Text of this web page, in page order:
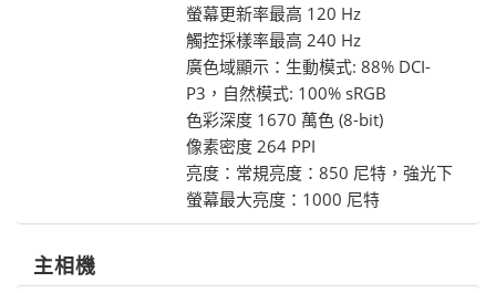
螢幕更新率最高 120 Hz
觸控採樣率最高 240 Hz
廣色域顯示：生動模式: 88% DCI-
P3，自然模式: 100% sRGB
色彩深度 1670 萬色 (8-bit)
像素密度 264 PPI
亮度：常規亮度：850 尼特，強光下
螢幕最大亮度：1000 尼特
主相機